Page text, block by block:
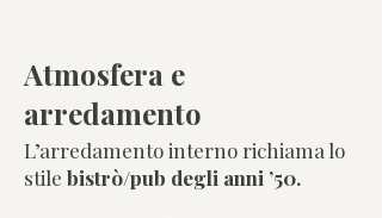
Atmosfera e
arredamento
L’arredamento interno richiama lo
stile bistrò/pub degli anni ’50.